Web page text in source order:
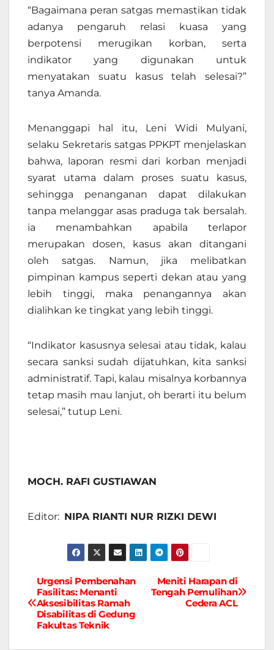
“Bagaimana peran satgas memastikan tidak
adanya pengaruh relasi kuasa yang
berpotensi merugikan korban, serta
indikator yang digunakan untuk
menyatakan suatu kasus telah selesai?”
tanya Amanda.
Menanggapi hal itu, Leni Widi Mulyani,
selaku Sekretaris satgas PPKPT menjelaskan
bahwa, laporan resmi dari korban menjadi
syarat utama dalam proses suatu kasus,
sehingga penanganan dapat dilakukan
tanpa melanggar asas praduga tak bersalah.
ia menambahkan apabila terlapor
merupakan dosen, kasus akan ditangani
oleh satgas. Namun, jika melibatkan
pimpinan kampus seperti dekan atau yang
lebih tinggi, maka penangannya akan
dialihkan ke tingkat yang lebih tinggi.
“Indikator kasusnya selesai atau tidak, kalau
secara sanksi sudah dijatuhkan, kita sanksi
administratif. Tapi, kalau misalnya korbannya
tetap masih mau lanjut, oh berarti itu belum
selesai,” tutup Leni.
MOCH. RAFI GUSTIAWAN
Editor: NIPA RIANTI NUR RIZKI DEWI
Navigasi
pos
Meniti Harapan di
Tengah Pemulihan
Cedera ACL
Urgensi Pembenahan
Fasilitas: Menanti
Aksesibilitas Ramah
Disabilitas di Gedung
Fakultas Teknik